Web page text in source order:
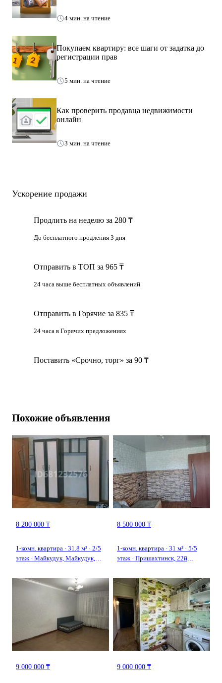
4 мин. на чтение
Покупаем квартиру: все шаги от задатка до
регистрации прав
5 мин. на чтение
Как проверить продавца недвижимости
онлайн
3 мин. на чтение
Ускорение продажи
Продлить на неделю за 280 ₸
До бесплатного продления 3 дня
Отправить в ТОП за 965 ₸
24 часа выше бесплатных объявлений
Отправить в Горячие за 835 ₸
24 часа в Горячих предложениях
Поставить «Срочно, торг» за 90 ₸
Похожие объявления
8 200 000 ₸
1-комн. квартира · 31.8 м² · 2/5
этаж · Майкудук, Майкудук,
8 500 000 ₸
1-комн. квартира · 31 м² · 5/5
этаж · Пришахтинск, 22й
9 000 000 ₸ 9 000 000 ₸